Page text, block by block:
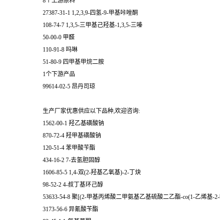
27387-31-1 1,2,3,9-四氢-9-甲基咔唑酮
108-74-7 1,3,5-三甲基己羟基-1,3,5-三嗪
50-00-0 甲醛
110-91-8 吗啉
51-80-9 四甲基甲烷二胺
1个下游产品
99614-02-5 昂丹司琼
生产厂家优惠供应以下品种,欢迎咨询:
1562-00-1 羟乙基磺酸钠
870-72-4 羟甲基磺酸钠
120-51-4 苯甲酸苄酯
434-16-2 7-去氢胆固醇
1606-85-5 1,4-双(2-羟基乙氧基)-2-丁炔
98-52-2 4-叔丁基环己醇
53633-54-8 聚[(2-甲基丙烯酸二甲氨基乙基硫酸二乙酯-co(1-乙烯基-
3173-56-6 异氰酸苄酯